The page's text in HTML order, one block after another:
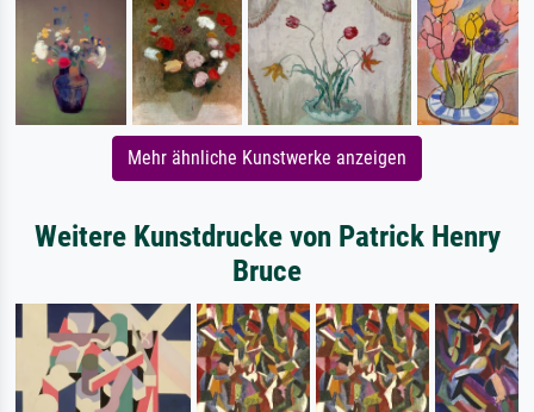
Mehr ähnliche Kunstwerke anzeigen
Weitere Kunstdrucke von Patrick Henry
Bruce